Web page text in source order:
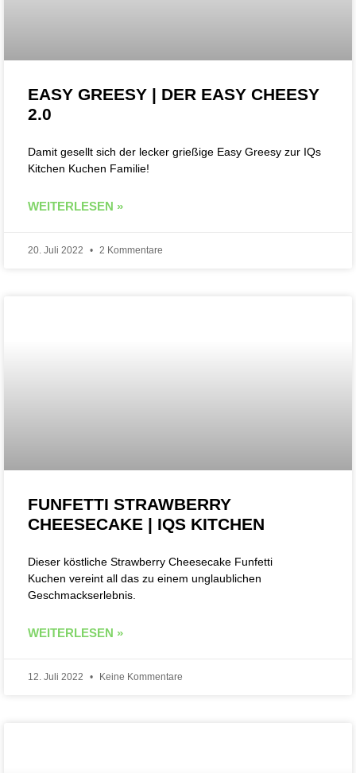
EASY GREESY | DER EASY CHEESY
2.0
Damit gesellt sich der lecker grießige Easy Greesy zur IQs
Kitchen Kuchen Familie!
WEITERLESEN »
20. Juli 2022 2 Kommentare
FUNFETTI STRAWBERRY
CHEESECAKE | IQS KITCHEN
Dieser köstliche Strawberry Cheesecake Funfetti
Kuchen vereint all das zu einem unglaublichen
Geschmackserlebnis.
WEITERLESEN »
12. Juli 2022 Keine Kommentare